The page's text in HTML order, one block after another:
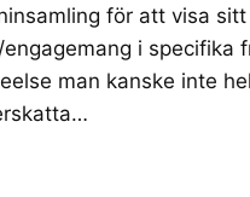
för att visa sitt
i specifika
man kanske inte